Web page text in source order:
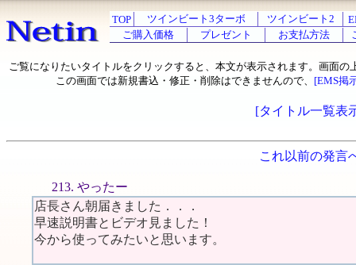
TOP ツインビート3ターボ ツインビート2
ご購入価格
プレゼント お支払方法
ご覧になりたいタイトルをクリックすると、本文が表示されます。画面の
この画面では新規書込・修正・削除はできませんので、 [EMS掲
[タイトル一覧表
これ以前の発言
213. やったー
店長さん朝届きました．．．
早速説明書とビデオ見ました！
今から使ってみたいと思います。